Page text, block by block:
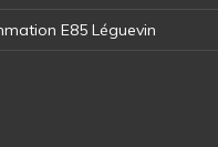
E85 Léguevin